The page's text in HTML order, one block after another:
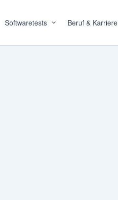
Softwaretests Beruf & Karriere